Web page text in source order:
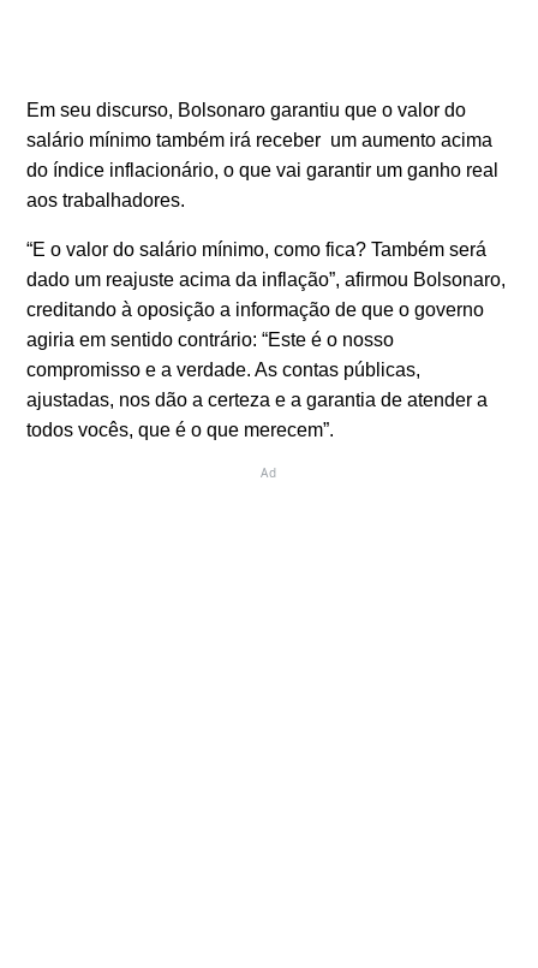
Em seu discurso, Bolsonaro garantiu que o valor do
salário mínimo também irá receber um aumento acima
do índice inflacionário, o que vai garantir um ganho real
aos trabalhadores.
“E o valor do salário mínimo, como fica? Também será
dado um reajuste acima da inflação”, afirmou Bolsonaro,
creditando à oposição a informação de que o governo
agiria em sentido contrário: “Este é o nosso
compromisso e a verdade. As contas públicas,
ajustadas, nos dão a certeza e a garantia de atender a
todos vocês, que é o que merecem”.
Ad